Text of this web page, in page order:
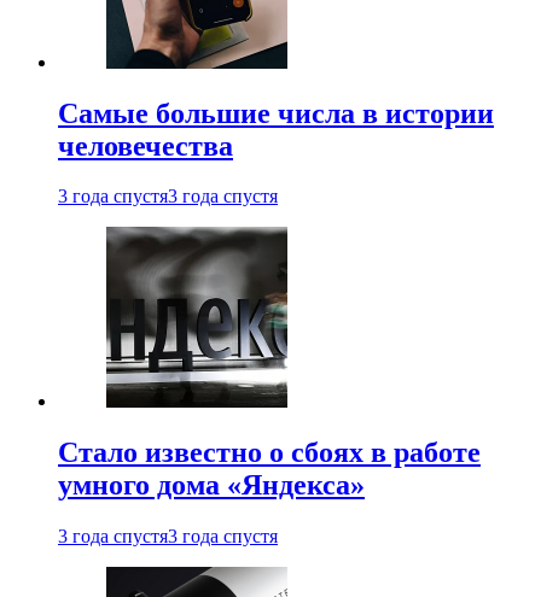
Самые большие числа в истории
человечества
3 года спустя3 года спустя
Стало известно о сбоях в работе
умного дома «Яндекса»
3 года спустя3 года спустя